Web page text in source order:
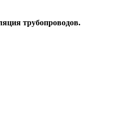
трубопроводов.